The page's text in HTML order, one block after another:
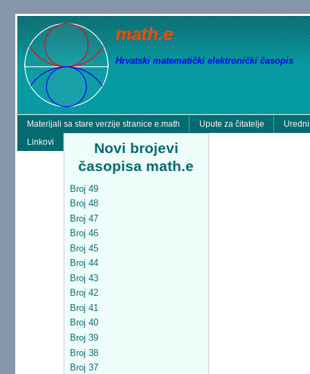
math.e
Hrvatski matematički elektronički časopis
Materijali sa stare verzije stranice e.math Upute za čitatelje
Linkovi
Novi brojevi
časopisa math.e
Broj 49
Broj 48
Broj 47
Broj 46
Broj 45
Broj 44
Broj 43
Broj 42
Broj 41
Broj 40
Broj 39
Broj 38
Broj 37